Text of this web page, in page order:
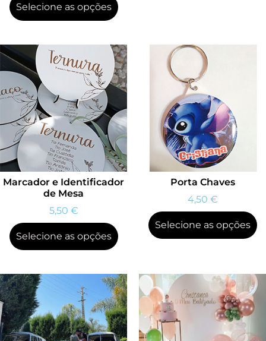
Selecione as opções
Marcador e Identificador
de Mesa
5,50 €
Selecione as opções
Porta Chaves
4,50 €
Selecione as opções